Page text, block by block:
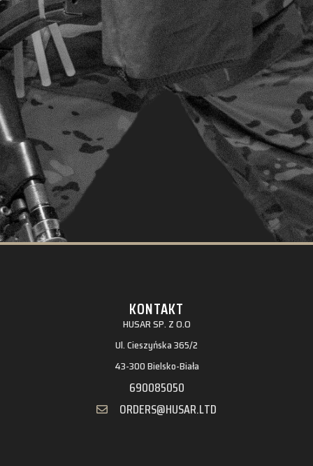
KONTAKT
HUSAR SP. Z O.O
Ul. Cieszyńska 365/2
43-300 Bielsko-Biała
690085050
ORDERS@HUSAR.LTD